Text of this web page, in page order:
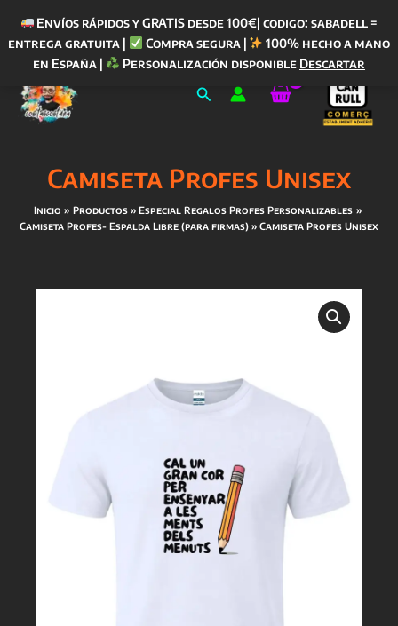
Envíos rápidos y GRATIS desde 100€| codigo: sabadell =
entrega gratuita |
Compra segura |
100% hecho a mano
en España |
Personalización disponible Descartar
contenido
Buscar
Camiseta Profes Unisex
Inicio Productos
Especial Regalos Profes Personalizables
Camiseta Profes- Espalda Libre (para firmas)
Camiseta Profes Unisex